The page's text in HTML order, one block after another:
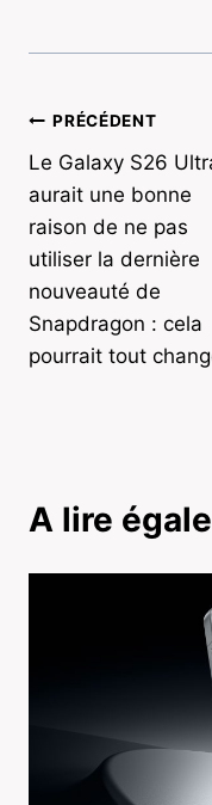
Navigation
de
l’article
PRÉCÉDENT
Le Galaxy S26
aurait une bonne
raison de ne pas
utiliser la dernière
nouveauté de
Snapdragon : cela
pourrait tout
A lire